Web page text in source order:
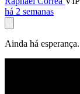
há 2 semanas
Ainda há esperança.